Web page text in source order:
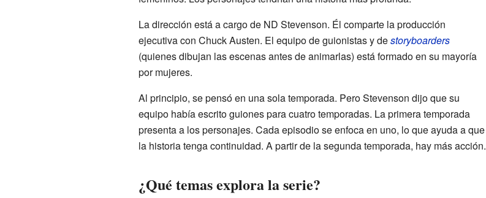
La dirección está a cargo de ND Stevenson. Él comparte la producción
ejecutiva con Chuck Austen. El equipo de guionistas y destoryboarders
(quienes dibujan las escenas antes de animarlas) está formado en su mayoría
por mujeres.
Al principio, se pensó en una sola temporada. Pero Stevenson dijo que su
equipo había escrito guiones para cuatro temporadas. La primera temporada
presenta a los personajes. Cada episodio se enfoca en uno, lo que ayuda a que
la historia tenga continuidad. A partir de la segunda temporada, hay más acción.
¿Qué temas explora la serie?